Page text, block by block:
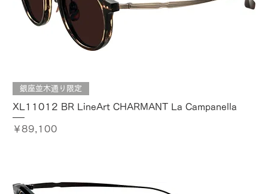
銀座並木通り限定
XL11012 BR LineArt CHARMANT La Campanella
価格
￥89,100